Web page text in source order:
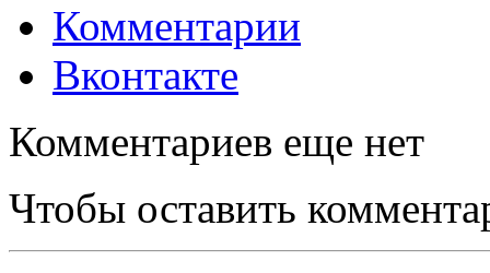
Комментарии
Вконтакте
Комментариев еще нет
Чтобы оставить